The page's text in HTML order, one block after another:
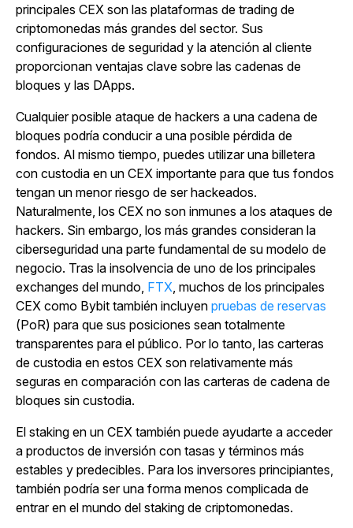
principales CEX son las plataformas de trading de
criptomonedas más grandes del sector. Sus
configuraciones de seguridad y la atención al cliente
proporcionan ventajas clave sobre las cadenas de
bloques y las DApps.
Cualquier posible ataque de hackers a una cadena de
bloques podría conducir a una posible pérdida de
fondos. Al mismo tiempo, puedes utilizar una billetera
con custodia en un CEX importante para que tus fondos
tengan un menor riesgo de ser hackeados.
Naturalmente, los CEX no son inmunes a los ataques de
hackers. Sin embargo, los más grandes consideran la
ciberseguridad una parte fundamental de su modelo de
negocio. Tras la insolvencia de uno de los principales
exchanges del mundo, FTX , muchos de los principales
CEX como Bybit también incluyen pruebas de reservas
(PoR) para que sus posiciones sean totalmente
transparentes para el público. Por lo tanto, las carteras
de custodia en estos CEX son relativamente más
seguras en comparación con las carteras de cadena de
bloques sin custodia.
El staking en un CEX también puede ayudarte a acceder
a productos de inversión con tasas y términos más
estables y predecibles. Para los inversores principiantes,
también podría ser una forma menos complicada de
entrar en el mundo del staking de criptomonedas.